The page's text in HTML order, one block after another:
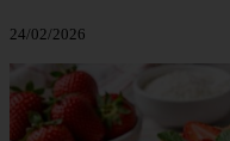
24/02/2026